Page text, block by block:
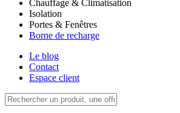
Chauffage & Climatisation
Isolation
Portes & Fenêtres
Borne de recharge
Le blog
Contact
Espace client